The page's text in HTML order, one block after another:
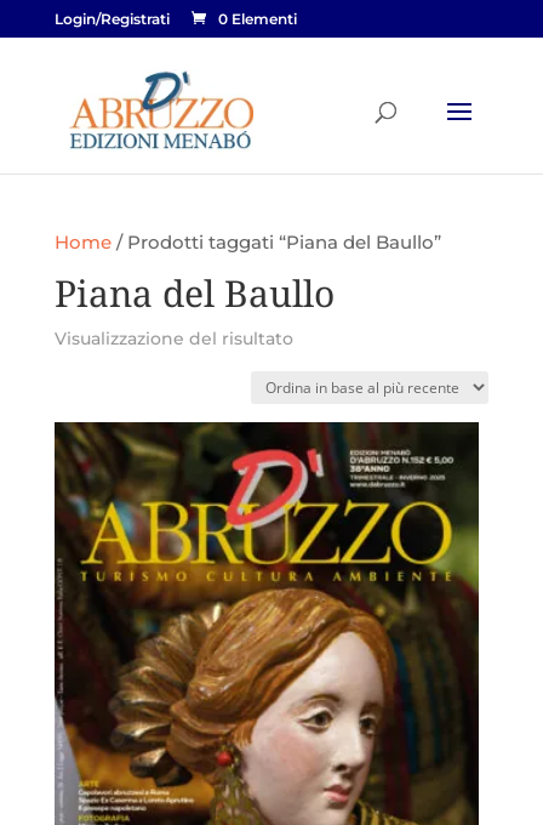
Login/Registrati 0 Elementi
Home/ Prodotti taggati “Piana del Baullo”
Piana del Baullo
Visualizzazione del risultato